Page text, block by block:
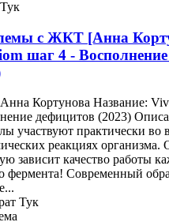
с ЖКТ [Анна
шаг 4 -
Кортунова Название:
дефицитов (2023)
участвуют практически во
реакциях организма.
зависит качество работы
фермента! Современный
Тук